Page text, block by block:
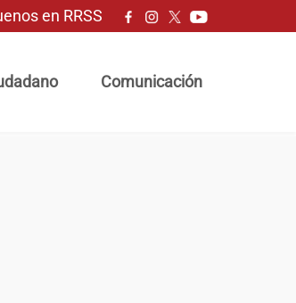
en RRSS
Comunicación